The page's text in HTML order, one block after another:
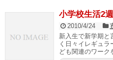
小学校生活2
2010/4/24
新入生で新学期と
く日々イレギュ
ども関連のワーク